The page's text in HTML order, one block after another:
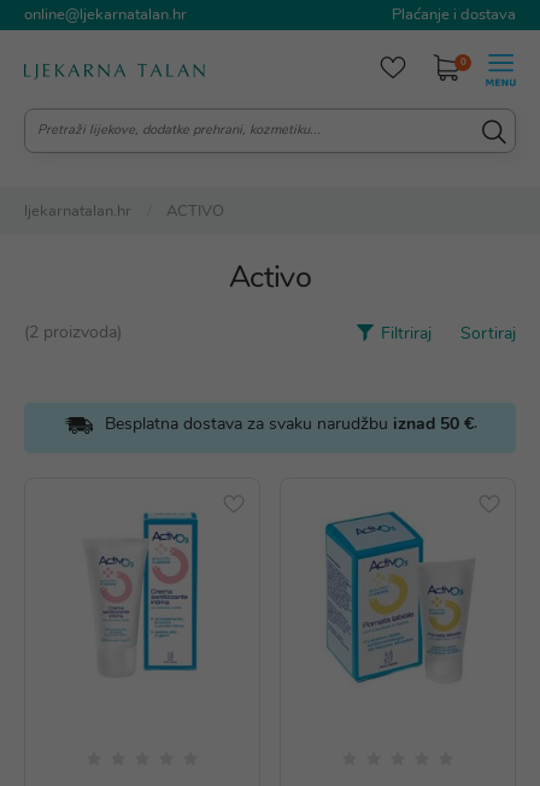
online@ljekarnatalan.hr Plaćanje i dostava
0
ljekarnatalan.hr ACTIVO
Activo
(2 proizvoda) Filtriraj Sortiraj
Besplatna dostava za svaku narudžbu iznad 50 €.